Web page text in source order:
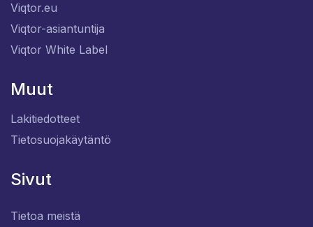
Viqtor.eu
Viqtor-asiantuntija
Viqtor White Label
Muut
Lakitiedotteet
Tietosuojakäytäntö
Sivut
Tietoa meistä